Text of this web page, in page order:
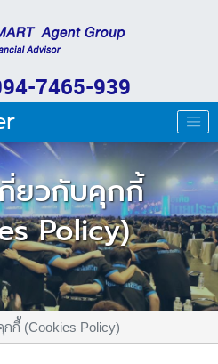
7465-939
ยวกับคุกกี้
Policy)
กี้ (Cookies Policy)